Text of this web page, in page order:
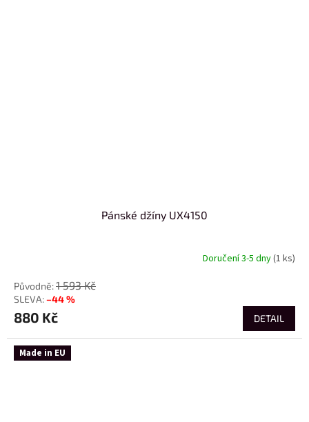
Pánské džíny UX4150
Doručení 3-5 dny(1 ks)
1 593 Kč
–44 %
880 Kč DETAIL
Made in EU